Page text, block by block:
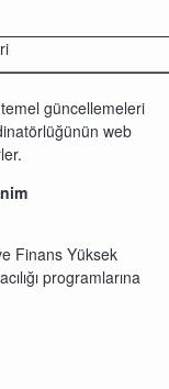
güncellemeleri
web
Finans Yüksek
programlarına